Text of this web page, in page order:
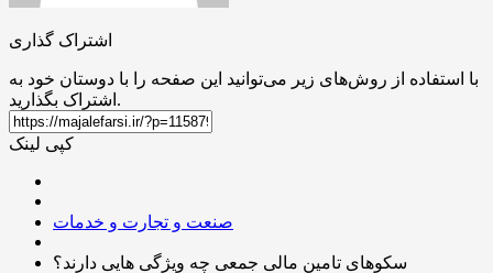
اشتراک گذاری
با استفاده از روش‌های زیر می‌توانید این صفحه را با دوستان خود به
اشتراک بگذارید.
کپی لینک
صنعت و تجارت و خدمات
سکوهای تامین مالی جمعی چه ویژگی هایی دارند؟